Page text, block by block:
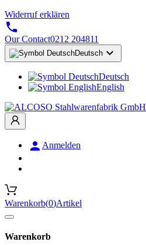
Widerruf erklären

Our Contact0212 204811
Deutsch 
Deutsch
English
 Anmelden
Warenkorb(0)Artikel
Warenkorb